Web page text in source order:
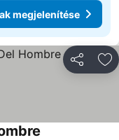
megjelenítése